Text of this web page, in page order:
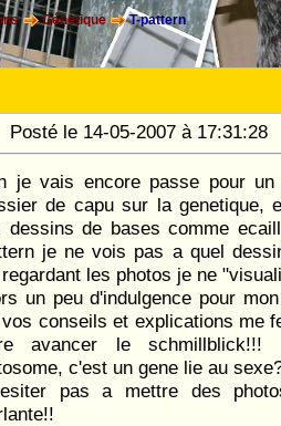
Génétique T-pattern
Posté le 14-05-2007 à
je vais encore passe pour
de capu sur la genetique,
dessins de bases comme
je ne vois pas a quel
les photos je ne
un peu d'indulgence pour
conseils et explications me
avancer le
c'est un gene lie au
pas a mettre des